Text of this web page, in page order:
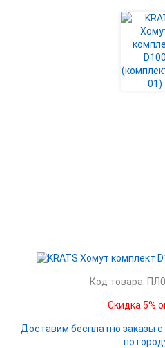
Код товара:
Скидка 5%
Доставим бесплатно заказы
по